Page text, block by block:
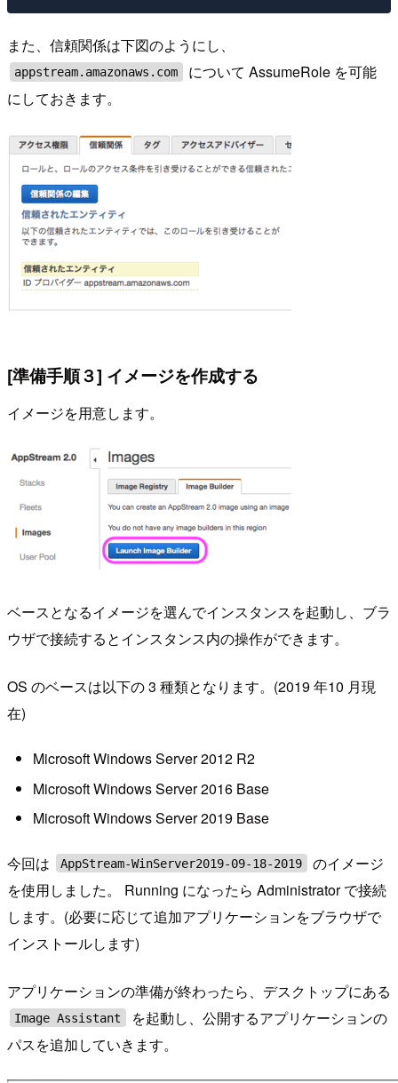
また、信頼関係は下図のようにし、
appstream.amazonaws.com
について AssumeRole を可能
にしておきます。
[準備手順３] イメージを作成する
イメージを用意します。
ベースとなるイメージを選んでインスタンスを起動し、ブラ
ウザで接続するとインスタンス内の操作ができます。
OS のベースは以下の 3 種類となります。(2019 年10 月現
在)
Microsoft Windows Server 2012 R2
Microsoft Windows Server 2016 Base
Microsoft Windows Server 2019 Base
今回は AppStream-WinServer2019-09-18-2019
のイメージ
を使用しました。 Running になったら Administrator で接続
します。(必要に応じて追加アプリケーションをブラウザで
インストールします)
アプリケーションの準備が終わったら、デスクトップにある
Image Assistant
を起動し、公開するアプリケーションの
パスを追加していきます。